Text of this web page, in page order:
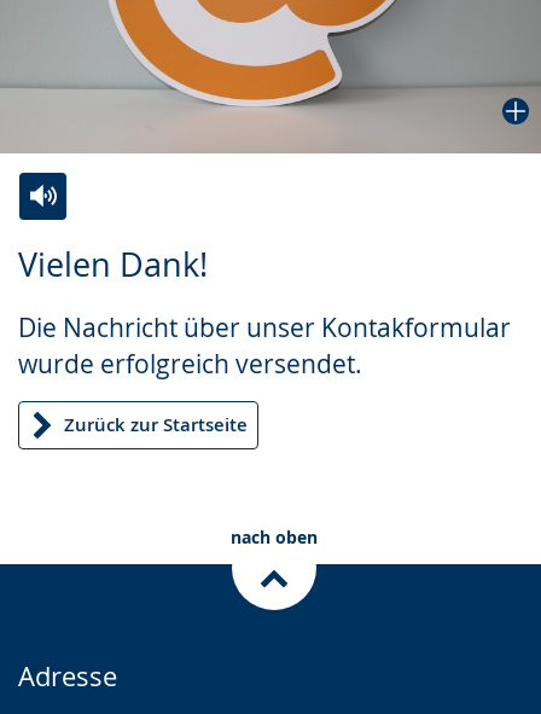
Vielen Dank!
Die Nachricht über unser Kontakformular
wurde erfolgreich versendet.
Zurück zur Startseite
Leichten
wechseln.
Audio-
Video
Deutscher
Gebärdensprache
wird
angezeigt.
nach oben
Adresse